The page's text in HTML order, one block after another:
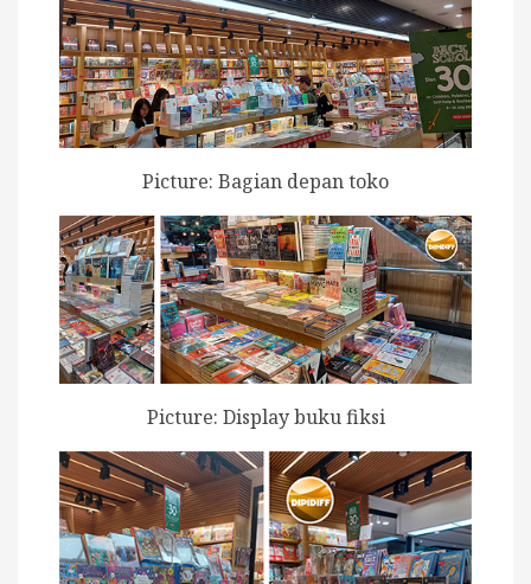
Picture: Bagian depan toko
Picture: Display buku fiksi